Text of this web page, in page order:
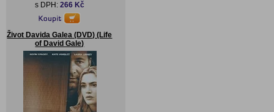
s DPH: 266 Kč
Život Davida Galea (DVD) (Life
of David Gale)